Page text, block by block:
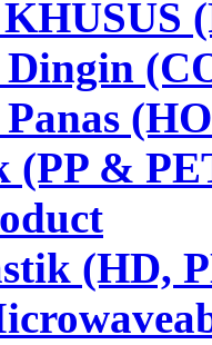
(PP &
(HD,